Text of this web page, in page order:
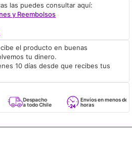
las puedes consultar aquí:
y Reembolsos
el producto en buenas
tu dinero.
10 días desde que recibes tus
Despacho
a todo Chile
Envíos en menos de 24
horas